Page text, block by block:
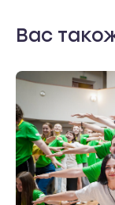
Вас